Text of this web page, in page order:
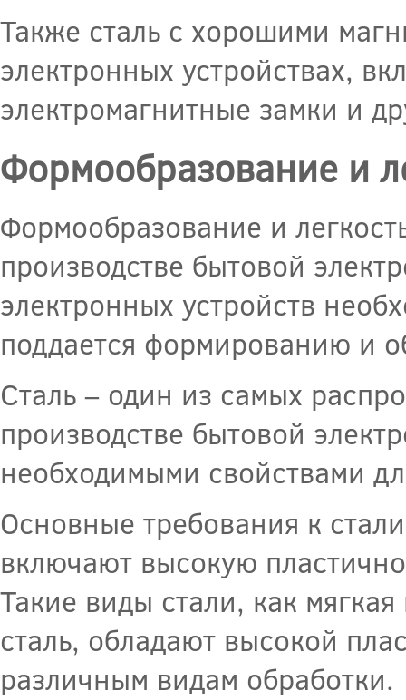
Также сталь с хорошими
электронных устройствах,
электромагнитные замки и
Формообразование и
Формообразование и
производстве бытовой
электронных устройств
поддается формированию и
Сталь – один из самых
производстве бытовой
необходимыми свойствами
Основные требования к
включают высокую
Такие виды стали, как
сталь, обладают высокой
различным видам обработки.